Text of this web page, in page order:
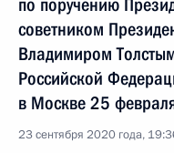
по поручению
советником
Владимиром
Российской
в Москве 25
23 сентября 2020 года,